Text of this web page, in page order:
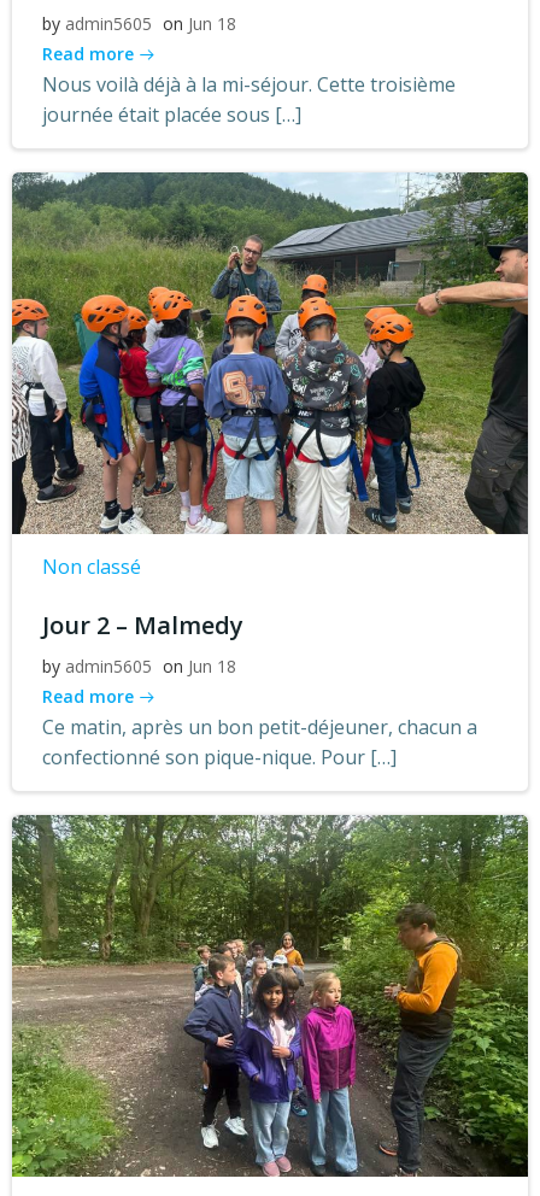
by admin5605 on Jun 18
Read more
Nous voilà déjà à la mi-séjour. Cette troisième
journée était placée sous […]
Non classé
Jour 2 – Malmedy
by admin5605 on Jun 18
Read more
Ce matin, après un bon petit-déjeuner, chacun a
confectionné son pique-nique. Pour […]